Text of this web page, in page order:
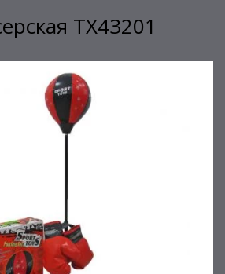
TX43201